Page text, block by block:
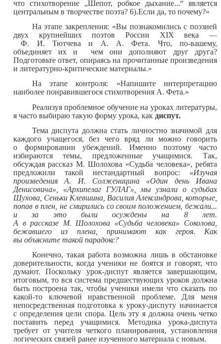
что стихотворение „Шепот, робкое дыхание...“ является
центральным в творчестве поэта? 6).Если да, то почему?»
На этапе закрепления: «Вы познакомились с поэзией
двух крупнейших поэтов России XIX века —
Ф. И. Тютчева и А. А. Фета. Что, по-вашему,
объединяет их и чем они дополняют друг друга?
Подготовьте ответ, опираясь на прочитанные произведения
и литературно-критические материалы.»
На этапе контроля: «Напишите интерпретацию
наиболее понравившегося стихотворения А. Фета.»
Реализуя проблемное обучение на уроках литературы,
я часто выбираю такую форму урока, как диспут.
Тема диспута должна стать личностно значимой для
каждого учащегося, без чего вряд ли можно говорить
о формировании убеждений. Именно поэтому часто
избираются темы, предложенные учащимися. Так,
обсуждая рассказ М. Шолохова «Судьба человека», ребята
предложили такой нестандартный вопрос: «Изучая
произведения А. И. Солженицина «Один день Ивана
Денисовича», «Архипелаг ГУЛАГ», мы узнали о судьбах
Шухова, Сеньки Клевшина, Василия Александрова, которые,
попав в плен, не смирились со своим положением, бежали...
и за это были осуждены на 8 лет.
А в рассказе М. Шолохова «Судьба человека» Соколова,
бежавшего из плена, принимают как героя. Как
вы объясните такой парадокс?
Конечно, такая работа возможна лишь в обстановке
доверительности, когда ученики не боятся и говорят, что
думают. Поскольку урок-диспут является завершающим,
итоговым, то вся система предшествующих уроков должна
быть построена так, чтобы ученики имели что сказать по
какой-то ключевой нравственной проблеме. Для меня
непосредственная подготовка к уроку-диспуту начинается
с определения цели спора. Цель эту я должна очень четко
поставить перед учащимися. Методика урока-диспута
требует от учителя четкого планирования, установления
логических связей ранее изученного материала с новым.